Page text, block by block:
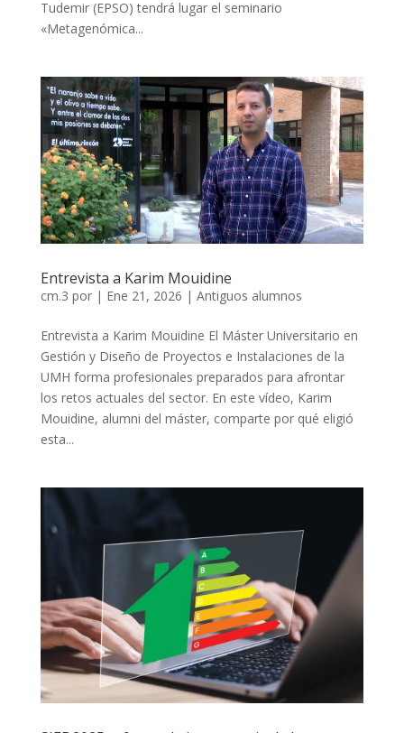
Tudemir (EPSO) tendrá lugar el seminario
«Metagenómica...
Entrevista a Karim Mouidine
cm.3 por | Ene 21, 2026 | Antiguos alumnos
Entrevista a Karim Mouidine El Máster Universitario en
Gestión y Diseño de Proyectos e Instalaciones de la
UMH forma profesionales preparados para afrontar
los retos actuales del sector. En este vídeo, Karim
Mouidine, alumni del máster, comparte por qué eligió
esta...